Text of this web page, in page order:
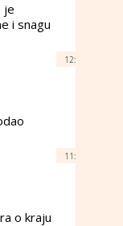
je
i snagu
12:
11:
o kraju